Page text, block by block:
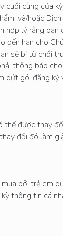
cùng của
và/hoặc
lý rằng bạn
đến hạn cho
sẽ bị từ chối
thông báo
dứt gói đăng ký
thể được thay
đổi đó làm
bởi trẻ em
thông tin cá